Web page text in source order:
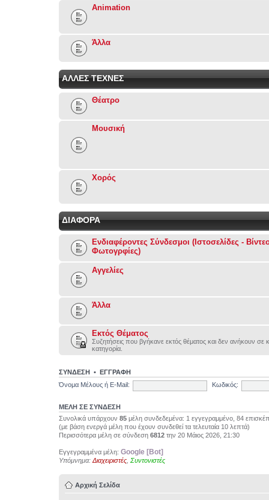
Animation
Άλλα
ΑΛΛΕΣ ΤΕΧΝΕΣ
Θέατρο
Μουσική
Χορός
ΔΙΑΦΟΡΑ
Ενδιαφέροντες Σύνδεσμοι (Ιστοσελίδες -
Φωτογρφίες)
Αγγελίες
Άλλα
Εκτός Θέματος
Συζητήσεις που βγήκανε εκτός θέματος και δεν ανήκουν σε
κατηγορία.
ΣΥΝΔΕΣΗ • ΕΓΓΡΑΦΗ
Όνομα Μέλους ή E-Mail:
Κωδικός:
ΜΕΛΗ ΣΕ ΣΥΝΔΕΣΗ
Συνολικά υπάρχουν 85 μέλη συνδεδεμένα: 1 εγγεγραμμένο, 84
(με βάση ενεργά μέλη που έχουν συνδεθεί τα τελευταία 10 λεπτά)
Περισσότερα μέλη σε σύνδεση 6812 την 20 Μάιος 2026, 21:30
Εγγεγραμμένα μέλη: Google [Bot]
Υπόμνημα: Διαχειριστές Συντονιστές
Αρχική Σελίδα